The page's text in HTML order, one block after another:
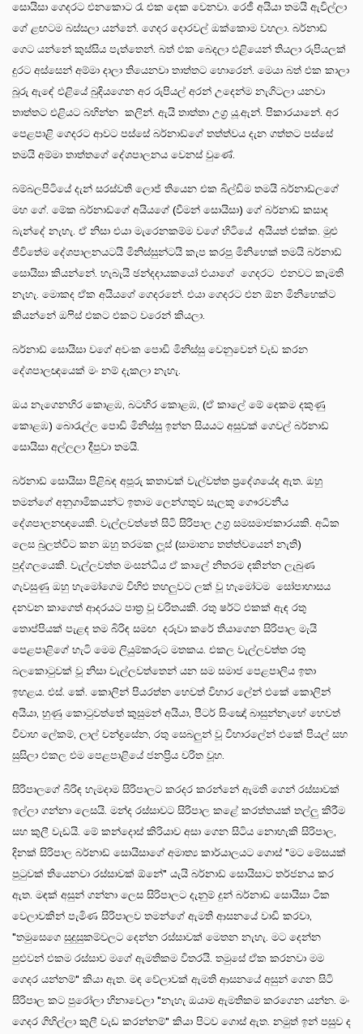
සොයිසා ගෙදරට එනකොට රෑ එක දෙක වෙනවා. රෙජී අයියා තමයි ඇවිල්ලා
ගේ ළඟටම බස්සලා යන්නේ. ගෙදර දොරවල් ඔක්කොම වහලා. බර්නාඩ්
ගෙට යන්නේ කුස්සිය පැත්තෙන්. බත් එක බෙදලා එළියෙන් තියලා රුපියලක්
දුරට අස්සෙන් අම්මා දාලා තියෙනවා තාත්තට හොරෙන්. මෙයා බත් එක කාලා
බූරු ඇඳේ එළියේ බුදියගෙන අර රුපියල් අරන් උදෙන්ම නැගිටලා යනවා
තාත්තට එළියට බහින්න කලින්. ඇයි තාත්තා උග්‍ර යූ.ඇන්. පිකාරයානේ. අර
පෙළපාළි ගෙදරට ආවට පස්සේ බර්නාඩ්ගේ තත්ත්වය දැන ගත්තට පස්සේ
තමයි අම්මා තාත්තගේ දේශපාලනය වෙනස් වුණේ.
බම්බලපිටියේ දැන් සරස්වති ලොජ් තියෙන එක බිල්ඩිම තමයි බර්නාඩ්ලගේ
මහ ගේ. මේක බර්නාඩ්ගේ අයියගේ (වීමන් සොයිසා) ගේ බර්නාඩ් කසාද
බැන්දේ නැහැ. ඒ නිසා එයා මැරෙනකම්ම වගේ හිටියේ අයියත් එක්ක. මුළු
ජීවිතේම දේශපාලනයටයි මිනිස්සුන්ටයි කැප කරපු මිනිහෙක් තමයි බර්නාඩ්
සොයිසා කියන්නේ. හැබැයි ඡන්දදායකයෝ එයාගේ ගෙදරට එනවට කැමති
නැහැ. මොකද ඒක අයියගේ ගෙදරනේ. එයා ගෙදරට එන ඕන මිනිහෙක්ට
කියන්නේ ඔෆිස් එකට එකට වරෙන් කියලා.
බර්නාඩ් සොයිසා වගේ අවංක පොඩි මිනිස්සු වෙනුවෙන් වැඩ කරන
දේශපාලඥයෙක් මං නම් දැකලා නැහැ.
ඔය නැගෙනහිර කොළඹ, බටහිර කොළඹ, (ඒ කාලේ මේ දෙකම දකුණු
කොළඹ) බොරැල්ල පොඩි මිනිස්සු ඉන්න සියයට අසුවක් ගෙවල් බර්නාඩ්
සොයිසා අල්ලලා දීපුවා තමයි.
බර්නාඩ් සොයිසා පිළිබඳ අපූරු කතාවක් වැල්වත්ත ප්‍රදේශයේද ඇත. ඔහු
තමන්ගේ අනුගාමිකයන්ට ඉතාම ලෙන්ගතුව සැලකූ ගෞරවනීය
දේශපාලනඥයෙකි. වැල්ලවත්තේ සිටි සිරිපාල උග්‍ර සමසමාජකාරයකි. අධික
ලෙස බුලත්විට කන ඔහු තරමක ලූස් (සාමාන්‍ය තත්ත්වයෙන් නැති)
පුද්ගලයෙකි. වැල්ලවත්ත මංසන්ධිය ඒ කාලේ නිතරම දකින්න ලැබුණ
ගැවසුණු ඔහු හැමෝගෙම විහිළු තහලුවට ලක් වූ හැමෝටම සෝපාහාසය
දනවන කාගෙත් ආදරයට පාත්‍ර වූ චරිතයකි. රතු ෂර්ට් එකක් ඇඳ රතු
තොප්පියක් පැළඳ තම බිරිඳ සමඟ දරුවා කරේ තියාගෙන සිරිපාල මැයි
පෙළපාළිගේ හැටි මෙම ලියුම්කරුට මතකය. එකල වැල්ලවත්ත රතු
බලකොටුවක් වූ නිසා වැල්ලවත්තෙන් යන සම සමාජ පෙළපාලිය ඉතා
ඉහළය. එස්. කේ. කොලින් පියරත්න හෙවත් විහාර ලේන් එකේ කොලින්
අයියා, හුණු කොටුවත්තේ කුසුමන් අයියා, පීටර් සිංඤෝ බාසුන්නැහේ හෙවත්
විවාහ ලේකම්, ලාල් චන්ද්‍රසේන, රතු සෙබලුන් වූ විහාරලේන් එකේ පියල් සහ
සුසිලා එකල එම පෙළපාළියේ ජනප්‍රිය චරිත වූහ.
සිරිපාලගේ බිරිඳ හැමදාම සිරිපාලට කරදර කරන්නේ ඇමති ගෙන් රස්සාවක්
ඉල්ලා ගන්නා ලෙසයි. මන්ද රස්සාවට සිරිපාල කළේ කරත්තයක් තල්ලු කිරීම
සහ කුලී වැඩයි. මේ කන්දොස් කිරියාව අසා ගෙන සිටිය නොහැකි සිරිපාල,
දිනක් සිරිපාල බර්නාඩ් සොයිසාගේ අමාත්‍ය කාර්යාලයට ගොස් "මට මේසයක්
පුටුවක් තියෙනවා රස්සාවක් ඕනේ" යැයි බර්නාඩ් සොයිසාට තර්ජනය කර
ඇත. මඳක් අසුන් ගන්නා ලෙස සිරිපාලට දැනුම් දුන් බර්නාඩ් සොයිසා ටික
වෙලාවකින් පැමිණ සිරිපාලව තමන්ගේ ඇමති ආසනයේ වාඩි කරවා,
"තමුසෙගෙ සුදුසුකම්වලට දෙන්න රස්සාවක් මෙතන නැහැ. මට දෙන්න
පුළුවන් එකම රස්සාව මගේ ඇමතිකම විතරයි. තමුසේ ඒක කරනවා මම
ගෙදර යන්නම්" කියා ඇත. මඳ වේලාවක් ඇමති ආසනයේ අසුන් ගෙන සිටි
සිරිපාල කට පුරෝලා හිනාවෙලා "නැහැ ඔයාම ඇමතිකම කරගෙන යන්න. මං
ගෙදර ගිහිල්ලා කුලී වැඩ කරන්නම්" කියා පිටව ගොස් ඇත. නමුත් ඉන් පසුව ද